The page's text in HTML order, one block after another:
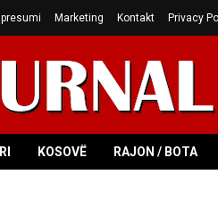
Marketing Kontakt Privacy
KOSOVË RAJON / BOTA